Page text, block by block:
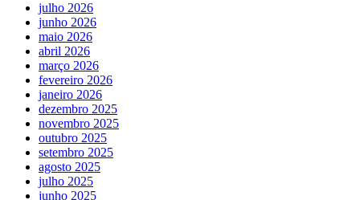
julho 2026
junho 2026
maio 2026
abril 2026
março 2026
fevereiro 2026
janeiro 2026
dezembro 2025
novembro 2025
outubro 2025
setembro 2025
agosto 2025
julho 2025
junho 2025